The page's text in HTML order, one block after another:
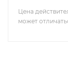
Цена
может